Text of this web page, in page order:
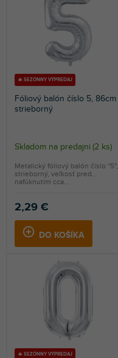
NAJPREDÁVANEJŠIE
🔥 SEZÓNNY VÝPREDAJ
Fóliový balón číslo 5, 86cm
strieborný
Skladom na predajni (2 ks)
2,29 €
DO KOŠÍKA
Metalický fóliový balón číslo ''5'',
strieborný, veľkosť pred
nafúknutím cca...
🔥 SEZÓNNY VÝPREDAJ